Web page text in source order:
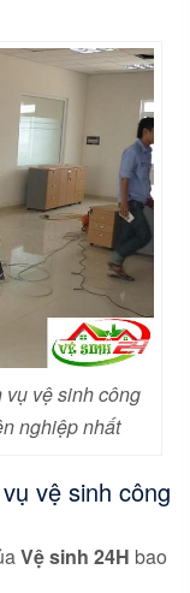
vụ vệ sinh công
nghiệp nhất
vệ sinh công
Vệ sinh 24H bao